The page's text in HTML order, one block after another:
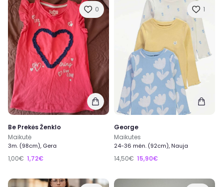
0
Be Prekės Ženklo
Maikutė
3m. (98cm), Gera
1,00€ 1,72€
1
George
Maikutes
24-36 mėn. (92cm), Nauja
14,50€ 15,90€